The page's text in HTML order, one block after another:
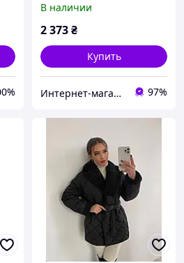
48,50-52,54-56,58-60,62-
64,66-68
В наличии
2 373₴
Купить
Интернет-магазин модной женской одежды KARDIGAN 97%